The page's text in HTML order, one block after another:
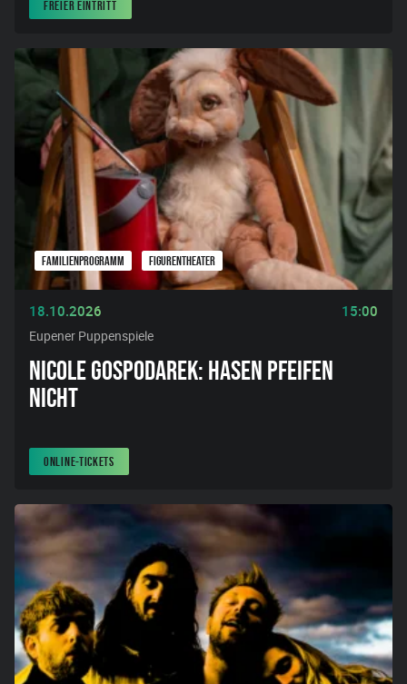
FREIER EINTRITT
FAMILIENPROGRAMM FIGURENTHEATER
18.10.2026 15:00
Eupener Puppenspiele
NICOLE GOSPODAREK: HASEN PFEIFEN
NICHT
ONLINE-TICKETS